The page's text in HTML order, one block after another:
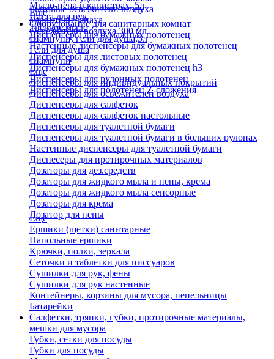
Мыло-пена в канистрах, 5л
Паста для рук
Твердое мыло
Шампуни, гели для душа,5л
Гели для душа
Шампуни
Бытовые освежители воздуха
Удалители запаха
Освежители воздуха 300 мл
Еще
Оборудование для санитарных комнат
Диспенсеры для бумажных полотенец
Настенные диспенсеры для бумажных полотенец
Диспенсеры для листовых полотенец
Диспенсеры для бумажных полотенец h3
Диспенсеры для рулонных полотенец
Диспенсеры для полотенец Z-сложения
Еще
Диспенсеры для индивидуальных покрытий
Диспенсеры для освежителей воздуха
Диспенсеры для салфеток
Диспенсеры для салфеток настольные
Диспенсеры для туалетной бумаги
Диспенсеры для туалетной бумаги в больших рулонах
Настенные диспенсеры для туалетной бумаги
Диспесеры для протирочных материалов
Дозаторы для дез.средств
Дозаторы для жидкого мыла и пены, крема
Дозаторы для жидкого мыла сенсорные
Дозаторы для крема
Дозатор для пены
Еще
Ершики (щетки) санитарные
Напольные ершики
Крючки, полки, зеркала
Сеточки и таблетки для писсуаров
Сушилки для рук, фены
Сушилки для рук настенные
Контейнеры, корзины для мусора, пепельницы
Батарейки
Салфетки, тряпки, губки, протирочные материалы,
мешки для мусора
Губки, сетки для посуды
Губки для посуды